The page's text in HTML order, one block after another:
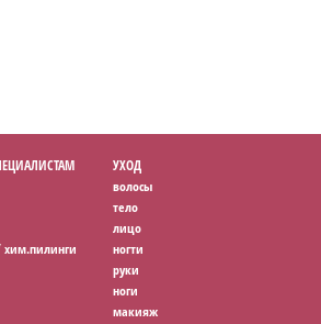
УХОД
волосы
тело
лицо
ногти
руки
ноги
макияж